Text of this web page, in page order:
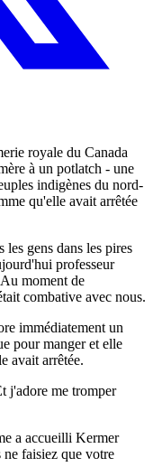
royale du Canada
à un potlatch - une
indigènes du nord-
qu'elle avait arrêtée
gens dans les pires
professeur
moment de
combative avec nous.
immédiatement un
pour manger et elle
avait arrêtée.
j'adore me tromper
a accueilli Kermer
ne faisiez que votre